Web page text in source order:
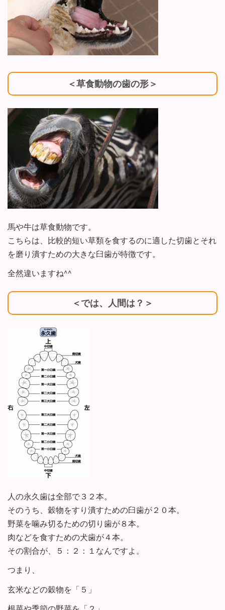
＜草食動物の歯の形＞
馬や牛は草食動物です。
こちらは、比較的短い草類を食するのに適した切歯とそれ
を磨り潰すための大きな臼歯が特徴です。
全然違いますね^^
＜では、人間は？＞
人の永久歯は全部で３２本。
そのうち、穀物をすり潰すための臼歯が２０本。
野菜を噛み切るための切り歯が８本。
肉などを食すための犬歯が４本。
その割合が、５：２：１なんですよ。
つまり、
玄米などの穀物を「５」